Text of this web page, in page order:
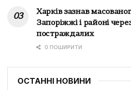
Харків зазнав
Запоріжжі і районі
постраждалих
0 ПОШИРИТИ
ОСТАННІ НОВИНИ